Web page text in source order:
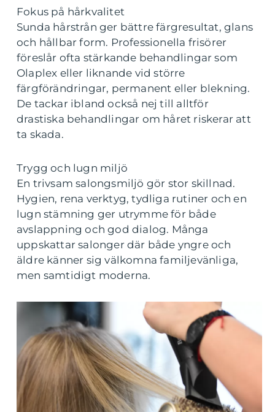
Fokus på hårkvalitet
Sunda hårstrån ger bättre färgresultat, glans
och hållbar form. Professionella frisörer
föreslår ofta stärkande behandlingar som
Olaplex eller liknande vid större
färgförändringar, permanent eller blekning.
De tackar ibland också nej till alltför
drastiska behandlingar om håret riskerar att
ta skada.
Trygg och lugn miljö
En trivsam salongsmiljö gör stor skillnad.
Hygien, rena verktyg, tydliga rutiner och en
lugn stämning ger utrymme för både
avslappning och god dialog. Många
uppskattar salonger där både yngre och
äldre känner sig välkomna familjevänliga,
men samtidigt moderna.